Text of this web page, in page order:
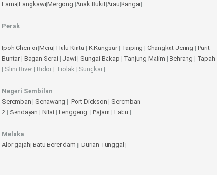
Lama|Langkawi|Mergong |Anak Bukit|Arau|Kangar|
Perak
Ipoh|Chemor|Meru| Hulu Kinta | K.Kangsar| Taiping | Changkat Jering | Parit
Buntar| Bagan Serai | Jawi | Sungai Bakap | Tanjung Malim | Behrang | Tapah
| Slim River | Bidor | Trolak | Sungkai |
Negeri Sembilan
Seremban | Senawang | Port Dickson | Seremban
2 | Sendayan | Nilai | Lenggeng | Pajam | Labu |
Melaka
Alor gajah| Batu Berendam || Durian Tunggal |